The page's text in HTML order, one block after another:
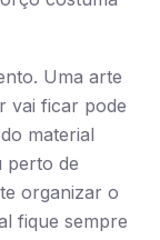
Uma arte
vai ficar pode
material
perto de
organizar o
fique sempre